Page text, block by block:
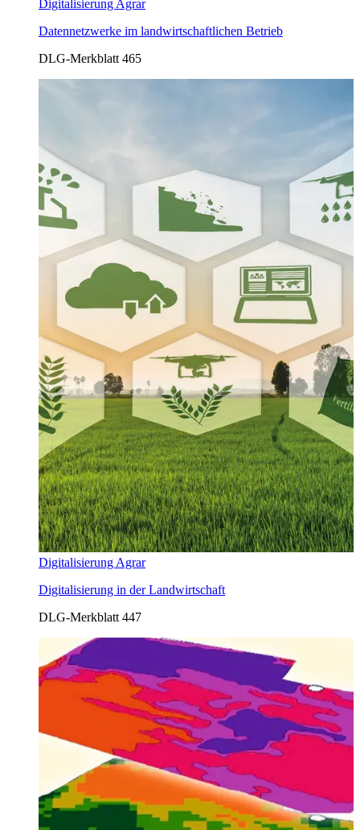
Digitalisierung Agrar
Datennetzwerke im landwirtschaftlichen Betrieb
DLG-Merkblatt 465
Digitalisierung Agrar
Digitalisierung in der Landwirtschaft
DLG-Merkblatt 447